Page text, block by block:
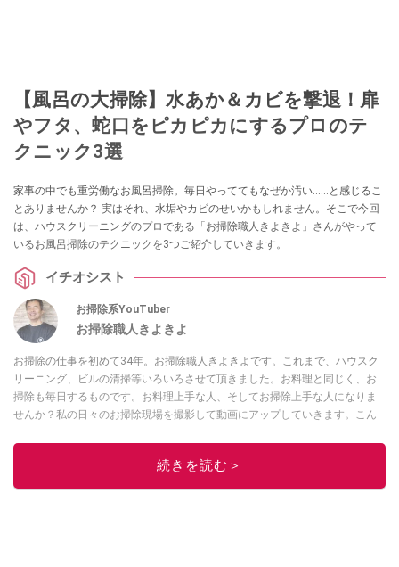
【風呂の大掃除】水あか＆カビを撃退！扉
やフタ、蛇口をピカピカにするプロのテ
クニック3選
家事の中でも重労働なお風呂掃除。毎日やっててもなぜか汚い……と感じるこ
とありませんか？ 実はそれ、水垢やカビのせいかもしれません。そこで今回
は、ハウスクリーニングのプロである「お掃除職人きよきよ」さんがやって
いるお風呂掃除のテクニックを3つご紹介していきます。
イチオシスト
お掃除系YouTuber
お掃除職人きよきよ
お掃除の仕事を初めて34年。お掃除職人きよきよです。これまで、ハウスク
リーニング、ビルの清掃等いろいろさせて頂きました。お料理と同じく、お
掃除も毎日するものです。お料理上手な人、そしてお掃除上手な人になりま
せんか？私の日々のお掃除現場を撮影して動画にアップしていきます。こん
チラ！
続きを読む＞